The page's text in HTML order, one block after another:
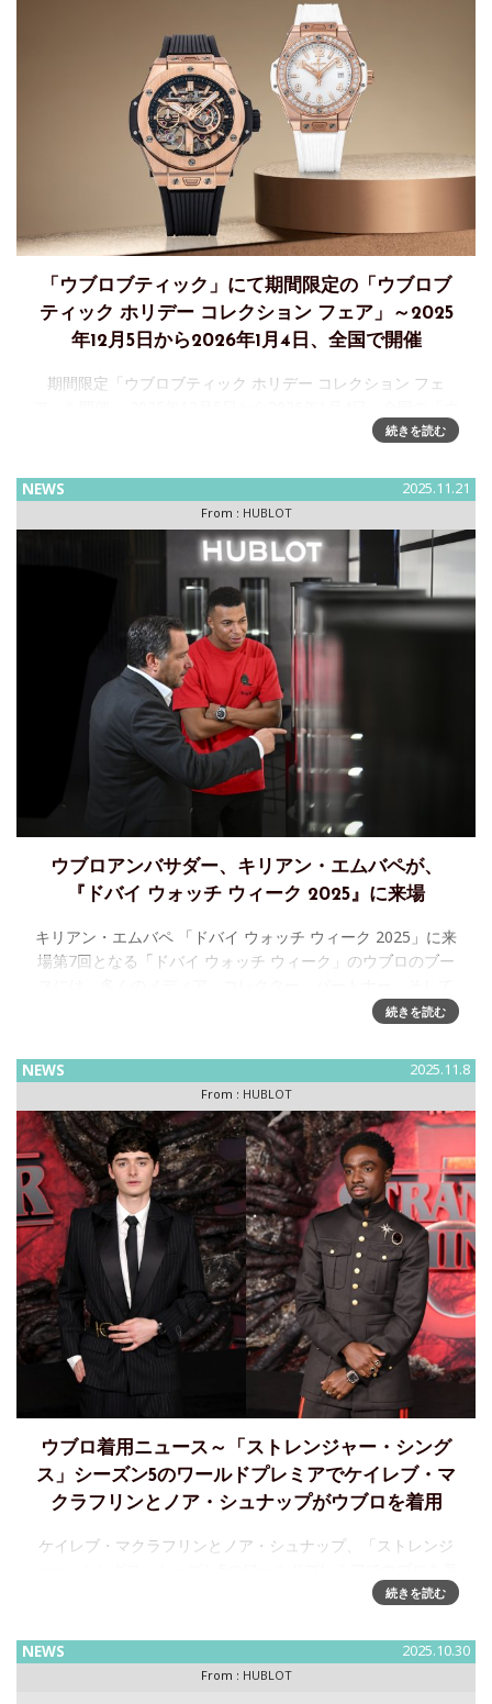
「ウブロブティック」にて期間限定の「ウブロブ
ティック ホリデー コレクション フェア」～2025
年12月5日から2026年1月4日、全国で開催
期間限定「ウブロブティック ホリデー コレクション フェ
ブロブティック」にてウブロは、2025年12月5日（金）から
続きを読む
NEWS 2025.11.21
From : HUBLOT
ウブロアンバサダー、キリアン・エムバペが、
『ドバイ ウォッチ ウィーク 2025』に来場
キリアン・エムバペ 「ドバイ ウォッチ ウィーク 2025」に来
場第7回となる「ドバイ ウォッチ ウィーク」のウブロのブー
著名なゲストが来場しました。ウブロCEOジュリアン・トル
続きを読む
NEWS 2025.11.8
From : HUBLOT
ウブロ着用ニュース～「ストレンジャー・シング
ス」シーズン5のワールドプレミアでケイレブ・マ
クラフリンとノア・シュナップがウブロを着用
ケイレブ・マクラフリンとノア・シュナップ、「ストレンジ
用待望のNetflixシリーズ「ストレンジャー・シングス」シー
ー
続きを読む
NEWS 2025.10.30
From : HUBLOT